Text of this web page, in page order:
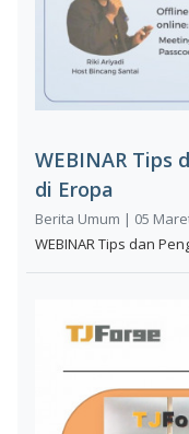
WEBINAR Tips
di Eropa
Berita Umum | 05
WEBINAR Tips dan